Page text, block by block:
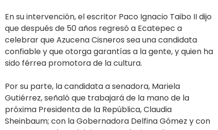
En su intervención, el escritor Paco Ignacio Taibo II dijo
que después de 50 años regresó a Ecatepec a
celebrar que Azucena Cisneros sea una candidata
confiable y que otorga garantías a la gente, y quien ha
sido férrea promotora de la cultura.
Por su parte, la candidata a senadora, Mariela
Gutiérrez, señaló que trabajará de la mano de la
próxima Presidenta de la República, Claudia
Sheinbaum; con la Gobernadora Delfina Gómez y con